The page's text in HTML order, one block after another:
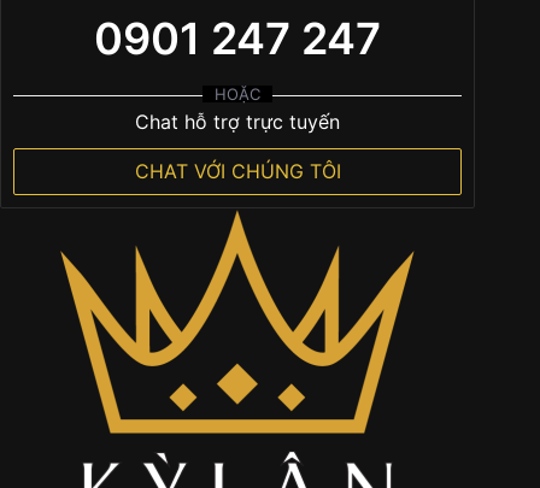
0901 247 247
HOẶC
Chat hỗ trợ trực tuyến
CHAT VỚI CHÚNG TÔI